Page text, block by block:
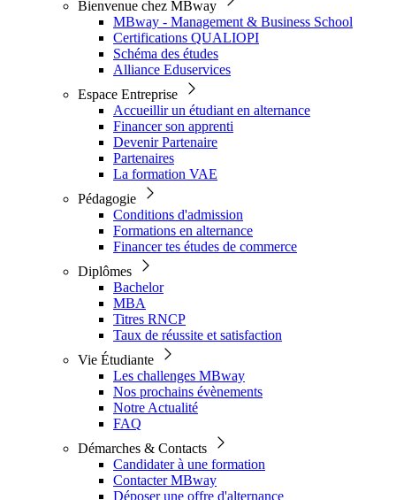
Bienvenue chez MBway
MBway - Management & Business School
Certifications QUALIOPI
Schéma des études
Alliance Eduservices
Espace Entreprise
Accueillir un étudiant en alternance
Financer son apprenti
Devenir Partenaire
Partenaires
La formation VAE
Pédagogie
Conditions d'admission
Formations en alternance
Financer tes études de commerce
Diplômes
Bachelor
MBA
Titres RNCP
Taux de réussite et satisfaction
Vie Étudiante
Les challenges MBway
Nos prochains évènements
Notre Actualité
FAQ
Démarches & Contacts
Candidater à une formation
Contacter MBway
Déposer une offre d'alternance